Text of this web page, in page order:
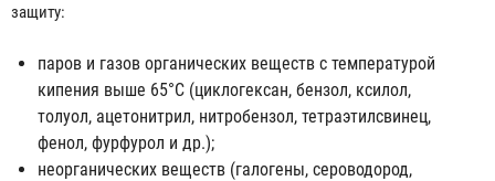
защиту:
паров и газов органических веществ с температурой
кипения выше 65°С (циклогексан, бензол, ксилол,
толуол, ацетонитрил, нитробензол, тетраэтилсвинец,
фенол, фурфурол и др.);
неорганических веществ (галогены, сероводород,